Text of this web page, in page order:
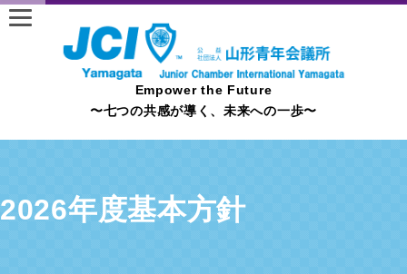
Empower the Future
〜七つの共感が導く、未来への一歩〜
2026年度基本方針